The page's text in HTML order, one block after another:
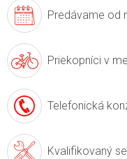
Predávame od
Priekopníci v
Telefonická
Kvalifikovaný